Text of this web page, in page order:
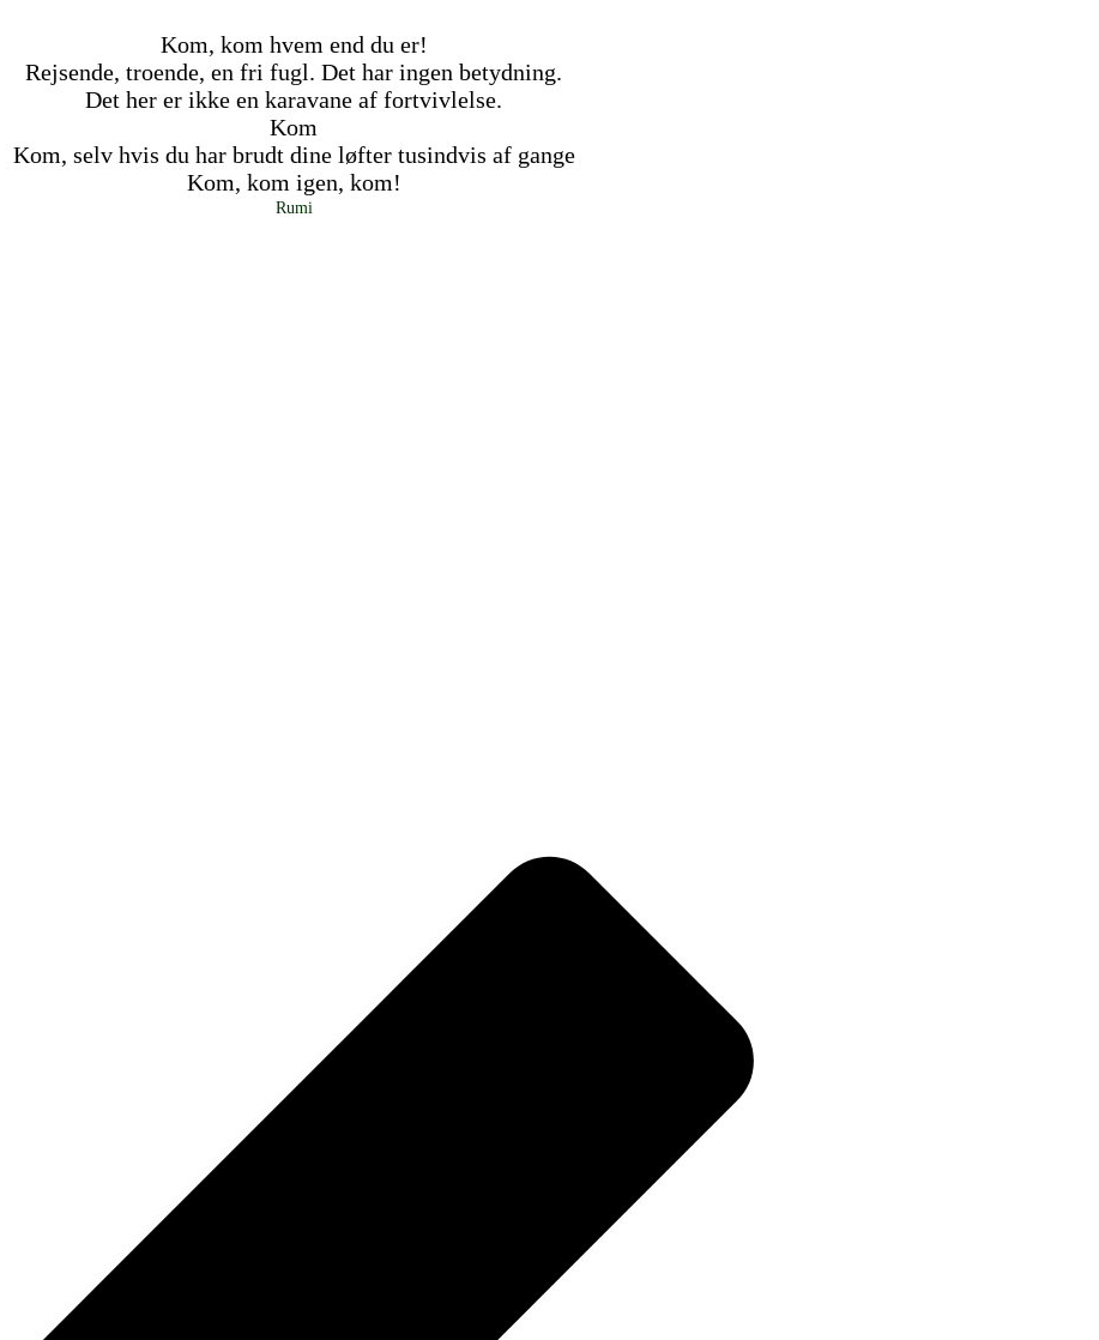
Kom, kom hvem end du er!
Rejsende, troende, en fri fugl. Det har ingen betydning.
Det her er ikke en karavane af fortvivlelse.
Kom
Kom, selv hvis du har brudt dine løfter tusindvis af gange
Kom, kom igen, kom!
Rumi